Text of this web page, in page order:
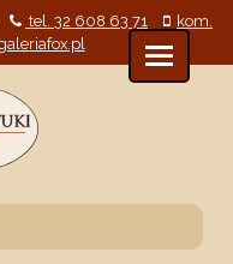
tel. 32 608 63 71
kom.